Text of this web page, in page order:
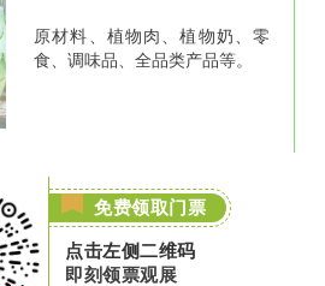
原材料、 植物肉、植物奶、 零
食、调味品、全品类产品等。
免费领取门票
点击左侧二维码
即刻领票观展